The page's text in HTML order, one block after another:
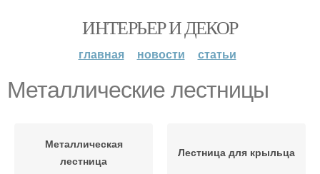
ИНТЕРЬЕР И ДЕКОР
главная новости статьи
Металлические лестницы
Металлическая
лестница
Лестница для крыльца